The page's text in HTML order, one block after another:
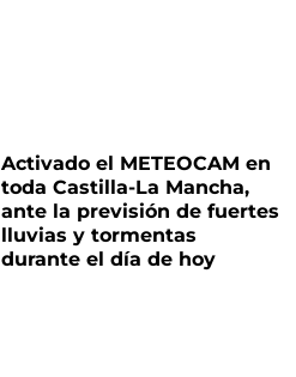
Activado el METEOCAM en
toda Castilla-La Mancha,
ante la previsión de fuertes
lluvias y tormentas
durante el día de hoy